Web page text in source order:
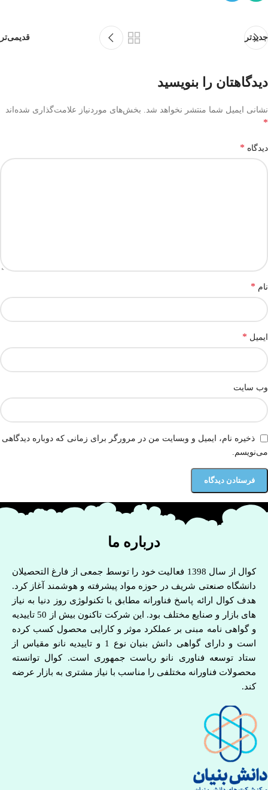
جدیدتر قدیمی‌تر
دیدگاهتان را بنویسید
نشانی ایمیل شما منتشر نخواهد شد. بخش‌های موردنیاز علامت‌گذاری شده‌اند
*
دیدگاه *
نام *
ایمیل *
وب‌ سایت
ذخیره نام، ایمیل و وبسایت من در مرورگر برای زمانی که دوباره دیدگاهی
می‌نویسم.
درباره ما
کوال از سال 1398 فعالیت خود را توسط جمعی از فارغ التحصیلان
دانشگاه صنعتی شریف در حوزه مواد پیشرفته و هوشمند آغاز کرد.
هدف کوال ارائه پاسخ فناورانه مطابق با تکنولوژی روز دنیا به نیاز
های بازار و صنایع مختلف بود. این شرکت تاکنون بیش از 50 تاییدیه
و گواهی نامه مبنی بر عملکرد موثر و کارایی محصول کسب کرده
است و دارای گواهی دانش بنیان نوع 1 و تاییدیه نانو مقیاس از
ستاد توسعه فناوری نانو ریاست جمهوری است. کوال توانسته
محصولات فناورانه مختلفی را مناسب با نیاز مشتری به بازار عرضه
کند.